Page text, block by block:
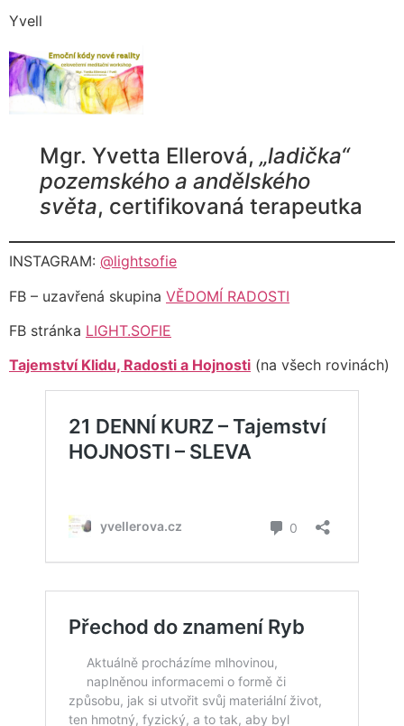
Yvell
Mgr. Yvetta Ellerová,„ladička“
pozemského a andělského
světa, certifikovaná terapeutka
INSTAGRAM: @lightsofie
FB – uzavřená skupina VĚDOMÍ RADOSTI
FB stránka LIGHT.SOFIE
Tajemství Klidu, Radosti a Hojnosti (na všech rovinách)